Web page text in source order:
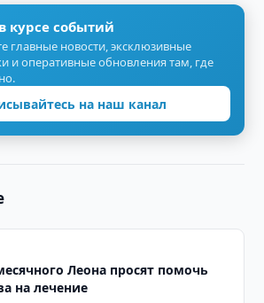
курсе событий
главные новости, эксклюзивные
и оперативные обновления там, где
на наш канал
Леона просят помочь
на лечение